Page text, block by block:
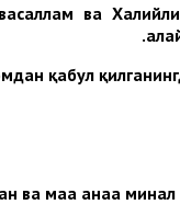
ва
қабул
ва маа анаа